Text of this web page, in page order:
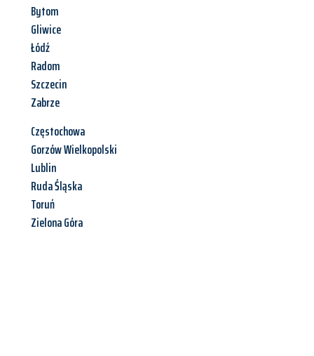
Bytom
Gliwice
Łódź
Radom
Szczecin
Zabrze
Częstochowa
Gorzów Wielkopolski
Lublin
Ruda Śląska
Toruń
Zielona Góra